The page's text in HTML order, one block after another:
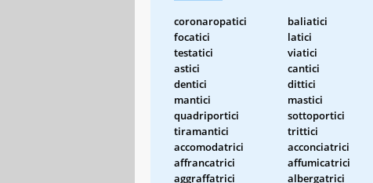
coronaropatici baliatici
focatici
latici
testatici
viatici
astici
cantici
dentici
dittici
mantici
mastici
quadriportici
sottoportici
tiramantici
trittici
accomodatrici
acconciatrici
affrancatrici
affumicatrici
aggraffatrici
albergatrici